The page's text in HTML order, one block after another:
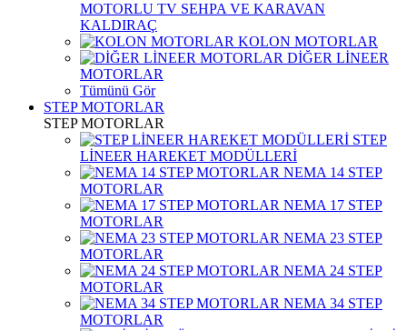
MOTORLU TV SEHPA VE KARAVAN
KALDIRAÇ
KOLON MOTORLAR
DİĞER LİNEER
MOTORLAR
Tümünü Gör
STEP MOTORLAR
STEP MOTORLAR
STEP
LİNEER HAREKET MODÜLLERİ
NEMA 14 STEP
MOTORLAR
NEMA 17 STEP
MOTORLAR
NEMA 23 STEP
MOTORLAR
NEMA 24 STEP
MOTORLAR
NEMA 34 STEP
MOTORLAR